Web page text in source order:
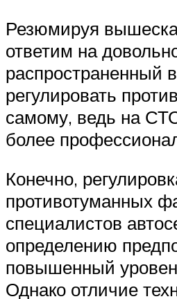
Резюмируя
ответим на
распространенный
регулировать
самому, ведь на
более
Конечно,
противотуманных
специалистов
определению
повышенный
Однако отличие